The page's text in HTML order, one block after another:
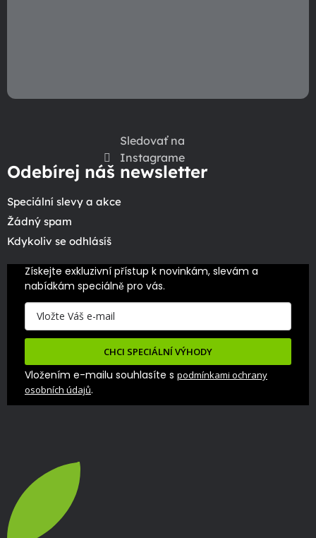
Sledovať na
Instagrame
Odebírej náš newsletter
Speciální slevy a akce
Žádný spam
Kdykoliv se odhlásíš
Získejte exkluzivní přístup k novinkám, slevám a
nabídkám speciálně pro vás.
CHCI SPECIÁLNÍ VÝHODY
Vložením e-mailu souhlasíte s podmínkami ochrany
osobních údajů.